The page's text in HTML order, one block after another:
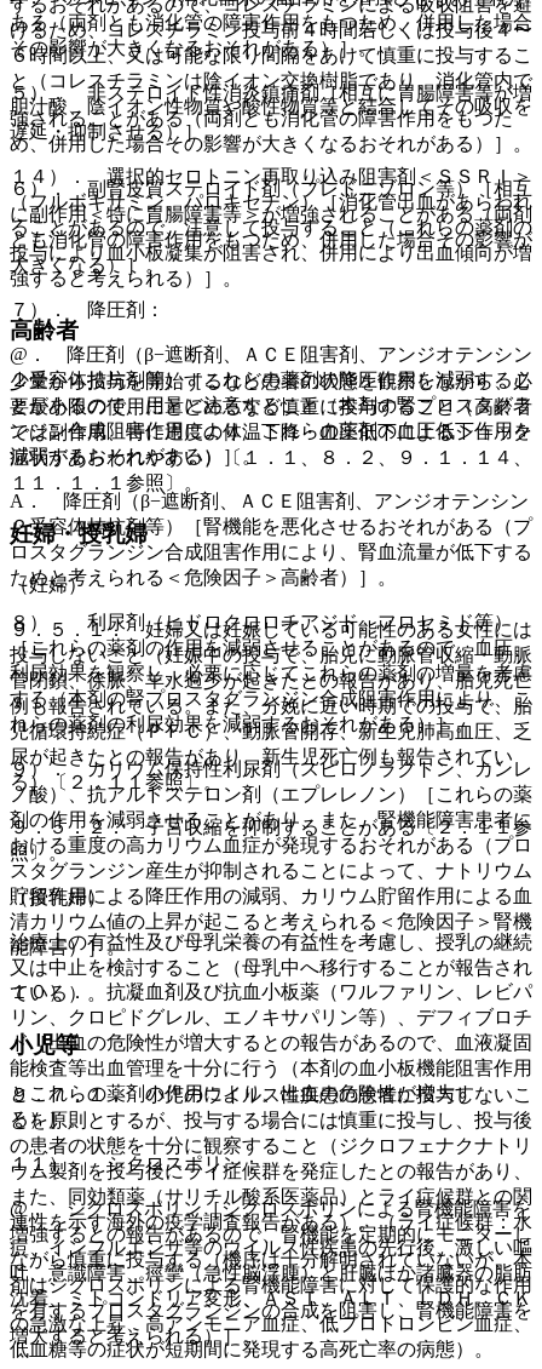
するおそれがあるので、コレスチラミンによる吸収阻害を避
けるため、コレスチラミン投与前４時間若しくは投与後４〜
６時間以上、又は可能な限り間隔をあけて慎重に投与するこ
と（コレスチラミンは陰イオン交換樹脂であり、消化管内で
胆汁酸、陰イオン性物質や酸性物質等と結合してその吸収を
遅延・抑制させる）］。
１４）． 選択的セロトニン再取り込み阻害剤＜ＳＳＲＩ＞
（フルボキサミン、パロキセチン）［消化管出血があらわれ
ることがあるので、注意して投与すること（これらの薬剤の
投与により血小板凝集が阻害され、併用により出血傾向が増
強すると考えられる）］。
高齢者
少量から投与を開始するなど患者の状態を観察しながら、必
要最小限の使用にとどめるなど慎重に投与すること（高齢者
では副作用、特に過度の体温下降・血圧低下によるショック
症状があらわれやすい）〔１．１、８．２、９．１．１４、
１１．１．１参照〕。
妊婦・授乳婦
（妊婦）
９．５．１． 妊婦又は妊娠している可能性のある女性には
投与しないこと（妊娠中の投与で、胎児に動脈管収縮・動脈
管閉鎖、徐脈、羊水過少が起きたとの報告があり、胎児死亡
例も報告されている。また、分娩に近い時期での投与で、胎
児循環持続症（ＰＦＣ）、動脈管開存、新生児肺高血圧、乏
尿が起きたとの報告があり、新生児死亡例も報告されてい
る）〔２．１１参照〕。
９．５．２． 子宮収縮を抑制することがある〔２．１１参
照〕。
（授乳婦）
治療上の有益性及び母乳栄養の有益性を考慮し、授乳の継続
又は中止を検討すること（母乳中へ移行することが報告され
ている）。
小児等
９．７．１． 小児のウイルス性疾患の患者に投与しないこ
とを原則とするが、投与する場合には慎重に投与し、投与後
の患者の状態を十分に観察すること（ジクロフェナクナトリ
ウム製剤を投与後にライ症候群を発症したとの報告があり、
また、同効類薬（サリチル酸系医薬品）とライ症候群との関
連性を示す海外の疫学調査報告がある）。（ライ症候群：水
痘、インフルエンザ等のウイルス性疾患の先行後、激しい嘔
吐、意識障害、痙攣（急性脳浮腫）と肝臓ほか諸臓器の脂肪
沈着、ミトコンドリア変形、ＡＳＴ、ＡＬＴ、ＬＤＨ、ＣＫ
の急激な上昇、高アンモニア血症、低プロトロンビン血症、
低血糖等の症状が短期間に発現する高死亡率の病態）。
ある（両剤とも消化管の障害作用をもつため、併用した場合
その影響が大きくなるおそれがある）］。
５）． 非ステロイド性消炎鎮痛剤［相互に胃腸障害等が増
強されることがある（両剤とも消化管の障害作用をもつた
め、併用した場合その影響が大きくなるおそれがある）］。
６）． 副腎皮質ステロイド剤（プレドニゾロン等）［相互
に副作用＜特に胃腸障害等＞が増強されることがある（両剤
とも消化管の障害作用をもつため、併用した場合その影響が
大きくなる）］。
７）． 降圧剤：
@． 降圧剤（β−遮断剤、ＡＣＥ阻害剤、アンジオテンシン
２受容体拮抗剤等）［これらの薬剤の降圧作用を減弱するこ
とがあるので、用量に注意すること（本剤の腎プロスタグラ
ンジン合成阻害作用により、これらの薬剤の血圧低下作用を
減弱するおそれがある）］。
A． 降圧剤（β−遮断剤、ＡＣＥ阻害剤、アンジオテンシン
２受容体拮抗剤等）［腎機能を悪化させるおそれがある（プ
ロスタグランジン合成阻害作用により、腎血流量が低下する
ためと考えられる＜危険因子＞高齢者）］。
８）． 利尿剤（ヒドロクロロチアジド、フロセミド等）
［これらの薬剤の作用を減弱させることがあるので、血圧、
利尿効果を観察し、必要に応じてこれらの薬剤の増量を考慮
する（本剤の腎プロスタグランジン合成阻害作用により、こ
れらの薬剤の利尿効果を減弱するおそれがある）］。
９）． カリウム保持性利尿剤（スピロノラクトン、カンレ
ノ酸）、抗アルドステロン剤（エプレレノン）［これらの薬
剤の作用を減弱させることがあり、また、腎機能障害患者に
おける重度の高カリウム血症が発現するおそれがある（プロ
スタグランジン産生が抑制されることによって、ナトリウム
貯留作用による降圧作用の減弱、カリウム貯留作用による血
清カリウム値の上昇が起こると考えられる＜危険因子＞腎機
能障害）］。
１０）． 抗凝血剤及び抗血小板薬（ワルファリン、レビパ
リン、クロピドグレル、エノキサパリン等）、デフィブロチ
ド［出血の危険性が増大するとの報告があるので、血液凝固
能検査等出血管理を十分に行う（本剤の血小板機能阻害作用
とこれらの薬剤の作用により、出血の危険性が増大す
る）］。
１１）． シクロスポリン：
@． シクロスポリン［シクロスポリンによる腎機能障害を
増強するとの報告があるので、腎機能を定期的にモニターし
ながら慎重に投与する（機序は十分解明されていないが、本
剤はシクロスポリンによる腎機能障害に対して保護的な作用
を有するプロスタグランジンの合成を阻害し、腎機能障害を
増大すると考えられる）］。